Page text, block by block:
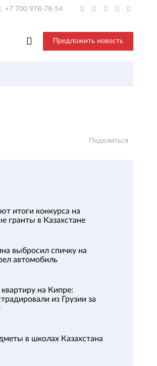
+7 700 978-78-54
Предложить новость
Поделиться
итоги конкурса на
гранты в Казахстане
выбросил спичку на
автомобиль
на Кипре:
из Грузии за
в школах Казахстана